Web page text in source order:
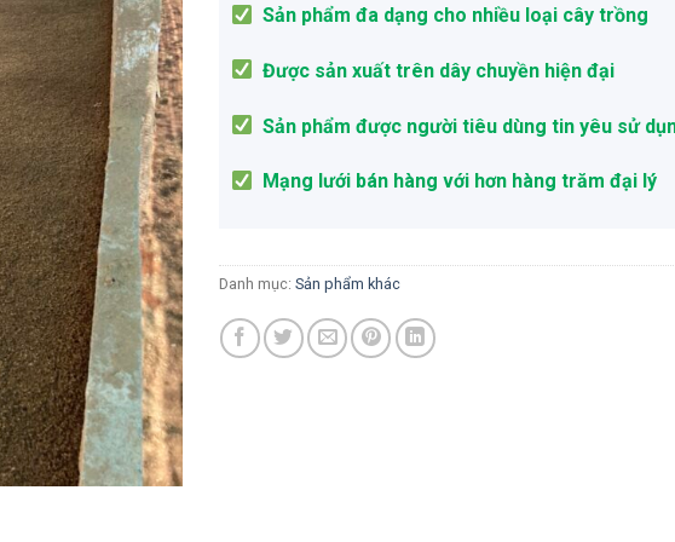
Sản phẩm đa dạng cho nhiều loại cây trồng
Được sản xuất trên dây chuyền hiện đại
Sản phẩm được người tiêu dùng tin yêu sử
Mạng lưới bán hàng với hơn hàng trăm đại lý
Danh mục: Sản phẩm khác